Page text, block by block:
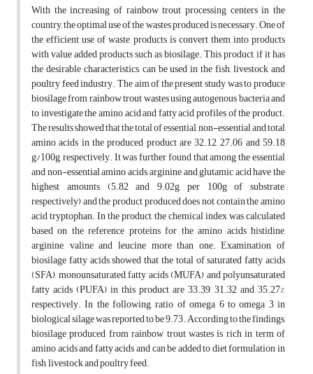
With the increasing of rainbow trout processing centers in the
country, the optimal use of the wastes produced is necessary. One of
the efficient use of waste products is convert them into products
with value added products such as biosilage. This product, if it has
the desirable characteristics, can be used in the fish, livestock and
poultry feed industry. The aim of the present study was to produce
biosilage from rainbow trout wastes using autogenous bacteria and
to investigate the amino acid and fatty acid profiles of the product.
The results showed that the total of essential, non-essential and total
amino acids in the produced product are 32.12, 27.06 and 59.18
g/100g, respectively. It was further found that among the essential
and non-essential amino acids, arginine and glutamic acid have the
highest amounts (5.82 and 9.02g per 100g of substrate,
respectively) and the product produced does not contain the amino
acid tryptophan. In the product, the chemical index was calculated
based on the reference proteins for the amino acids histidine,
arginine, valine and leucine more than one. Examination of
biosilage fatty acids showed that the total of saturated fatty acids
(SFA), monounsaturated fatty acids (MUFA) and polyunsaturated
fatty acids (PUFA) in this product are 33.39, 31.32 and 35.27%,
respectively. In the following, ratio of omega 6 to omega 3 in
biological silage was reported to be 9.73. According to the findings,
biosilage produced from rainbow trout wastes is rich in term of
amino acids and fatty acids and can be added to diet formulation in
fish, livestock and poultry feed.